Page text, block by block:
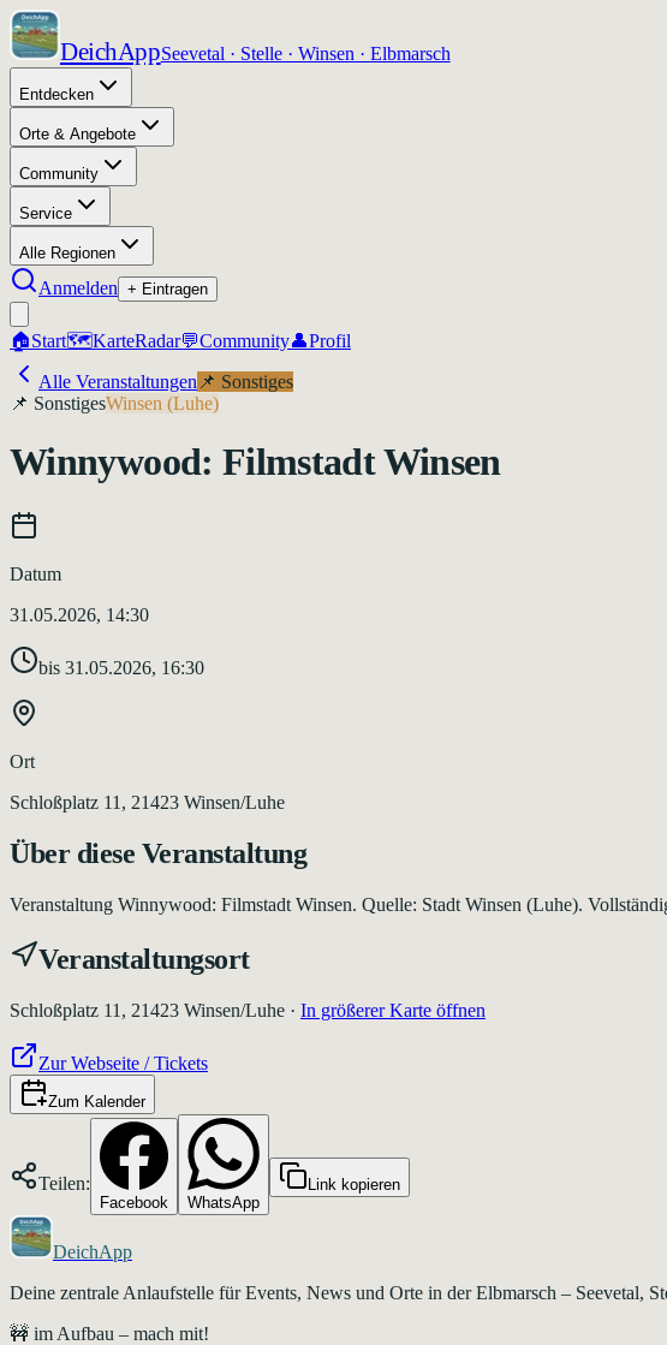
DeichAppSeevetal · Stelle · Winsen · Elbmarsch
Entdecken
Orte & Angebote
Community
Service
Alle Regionen
Anmelden + Eintragen
🏠Start🗺️KarteRadar💬Community👤Profil
Alle Veranstaltungen 📌 Sonstiges
📌 SonstigesWinsen (Luhe)
Winnywood: Filmstadt Winsen
Datum
31.05.2026, 14:30
bis 31.05.2026, 16:30
Ort
Schloßplatz 11, 21423 Winsen/Luhe
Über diese Veranstaltung
Veranstaltung Winnywood: Filmstadt Winsen. Quelle: Stadt Winsen (Luhe).
Veranstaltungsort
Schloßplatz 11, 21423 Winsen/Luhe · In größerer Karte öffnen
Zur Webseite / Tickets
Zum Kalender
Teilen:
Facebook WhatsApp
Link kopieren
DeichApp
Deine zentrale Anlaufstelle für Events, News und Orte in der Elbmarsch – Seevetal,
🚧 im Aufbau – mach mit!